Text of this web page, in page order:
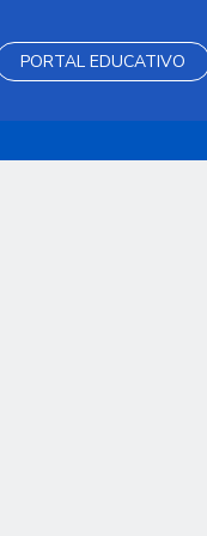
PORTAL EDUCATIVO